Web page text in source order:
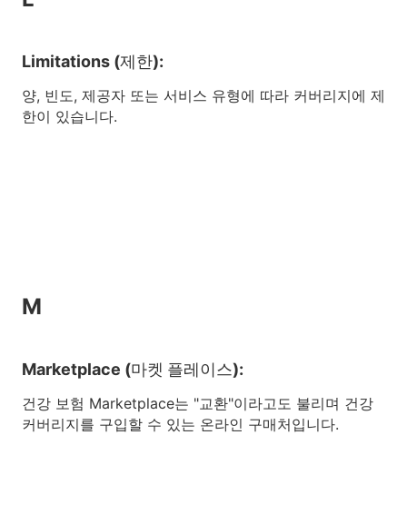
Limitations (제한):
양, 빈도, 제공자 또는 서비스 유형에 따라 커버리지에 제
한이 있습니다.
M
Marketplace (마켓 플레이스):
건강 보험 Marketplace는 "교환"이라고도 불리며 건강
커버리지를 구입할 수 있는 온라인 구매처입니다.